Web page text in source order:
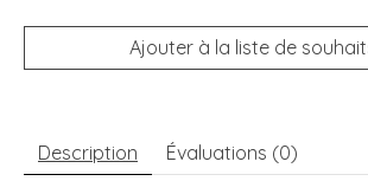
Ajouter à la liste de
Description Évaluations (0)